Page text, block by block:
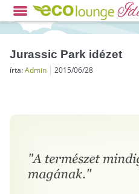
Jurassic Park idézet
írta:Admin 2015/06/28